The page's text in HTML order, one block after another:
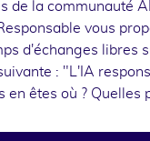
de la communauté
vous
d'échanges libres
: "L'IA
en êtes où ? Quelles